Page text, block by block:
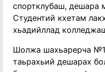
спортклубаш, дешара
Студентий кхетам
хьадийллад
Шолжа шахьарерча №1
таьрахьий дешарах